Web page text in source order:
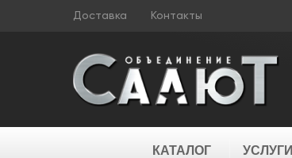
Доставка Контакты
КАТАЛОГ УСЛУГИ